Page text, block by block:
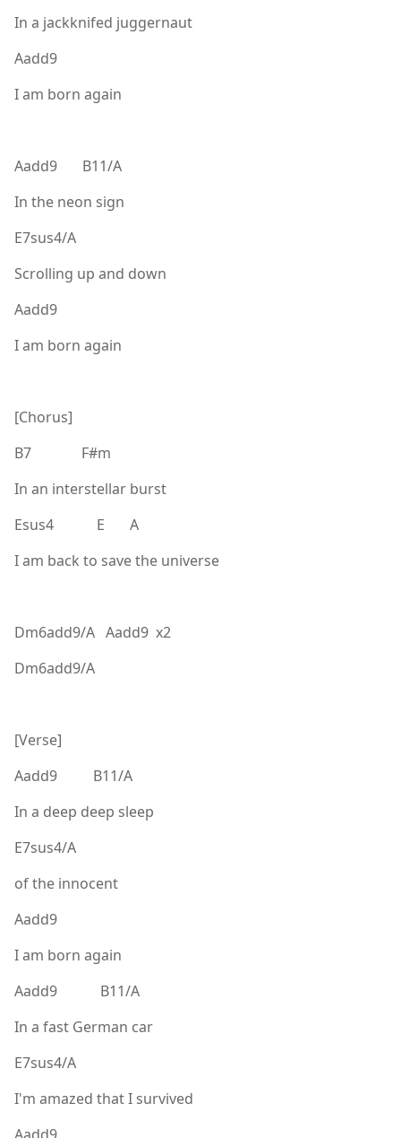
In a jackknifed juggernaut
Aadd9
I am born again
Aadd9 B11/A
In the neon sign
E7sus4/A
Scrolling up and down
Aadd9
I am born again
[Chorus]
B7 F#m
In an interstellar burst
Esus4 E A
I am back to save the universe
Dm6add9/A Aadd9 x2
Dm6add9/A
[Verse]
Aadd9 B11/A
In a deep deep sleep
E7sus4/A
of the innocent
Aadd9
I am born again
Aadd9 B11/A
In a fast German car
E7sus4/A
I'm amazed that I survived